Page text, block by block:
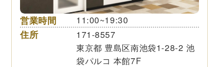
営業時間 11:00~19:30
住所
171-8557
東京都 豊島区南池袋1-28-2 池
袋パルコ 本館7F